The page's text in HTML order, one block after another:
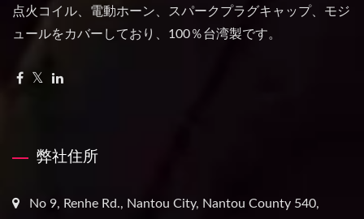
点火コイル、電動ホーン、スパークプラグキャップ、モジ
ュールをカバーしており、100％台湾製です。
弊社住所
No 9, Renhe Rd., Nantou City, Nantou County 540,